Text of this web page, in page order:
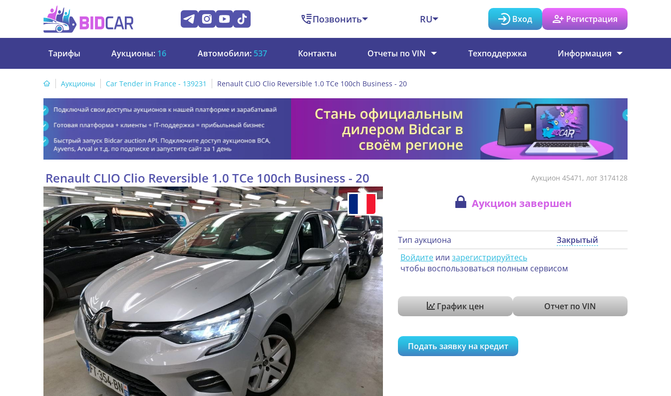
Позвонить RU Вход Регистрация
Тарифы Аукционы: 16 Автомобили: 537 Контакты Отчеты по VIN Техподдержка Информация
Аукционы Car Tender in France - 139231 Renault CLIO Clio Reversible 1.0 TCe 100ch Business - 20
Аукцион 45471, лот 3174128
Renault CLIO Clio Reversible 1.0 TCe 100ch Business - 20
Аукцион завершен
Тип аукциона
Закрытый
Войдите или зарегистрируйтесь
чтобы воспользоваться полным сервисом
График цен Отчет по VIN
Подать заявку на кредит